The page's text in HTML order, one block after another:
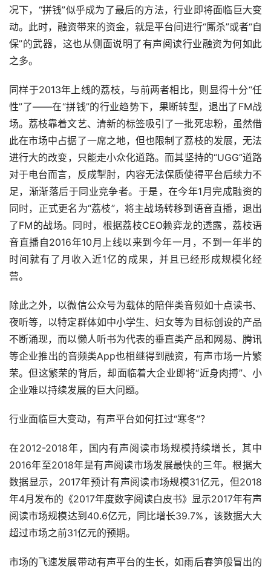
况下，“拼钱”似乎成为了最后的方法，行业即将面临巨大变
动。此时，融资带来的资金，就是平台间进行“厮杀”或者“自
保”的武器，这也从侧面说明了有声阅读行业融资为何如此
之多。
同样于2013年上线的荔枝，与前两者相比，则显得十分“任
性”了——在“拼钱”的行业趋势下，果断转型，退出了FM战
场。荔枝靠着文艺、清新的标签吸引了一批死忠粉，虽然借
此在市场中占据了一席之地，但也限制了荔枝的发展，无法
进行大的改变，只能走小众化道路。而其坚持的“UGG”道路
对于电台而言，反成掣肘，内容无法保质使得平台后续力不
足，渐渐落后于同业竞争者。于是，在今年1月完成融资的
同时，正式更名为“荔枝”，将主战场转移到语音直播，退出
了FM的战场。同时，根据荔枝CEO赖弈龙的透露，荔枝语
音直播自2016年10月上线以来到今年一月，不到一年半的
时间就有了月收入近1亿的成果，并且已经形成规模化经
营。
除此之外，以微信公众号为载体的陪伴类音频如十点读书、
夜听等，以特定群体如中小学生、妇女等为目标创设的产品
不断涌现，而以懒人听书为代表的垂直类产品和网易、腾讯
等企业推出的音频类App也相继得到融资，有声市场一片繁
荣。但这繁荣的背后，却面临着大企业即将“近身肉搏”、小
企业难以持续发展的巨大问题。
行业面临巨大变动，有声平台如何扛过“寒冬”？
在2012-2018年，国内有声阅读市场规模持续增长，其中
2016年至2018年是有声阅读市场发展最快的三年。根据大
数据显示，2017年预计有声阅读市场规模31亿元，但2018
年4月发布的《2017年度数字阅读白皮书》显示2017年有声
阅读市场规模达到40.6亿元，同比增长39.7%，该数据大大
超过市场之前31亿元的预期。
市场的飞速发展带动有声平台的生长，如雨后春笋般冒出的